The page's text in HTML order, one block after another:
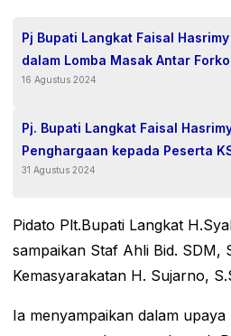
Pj Bupati Langkat Faisal
dalam Lomba Masak Antar
Sambut HUT RI ke-79 dengan
16 Agustus 2024
Pj. Bupati Langkat Faisal
Penghargaan kepada Peserta
MYRES: Prestasi Anak Muda
31 Agustus 2024
Pidato Plt.Bupati Langkat
sampaikan Staf Ahli Bid. SDM,
Kemasyarakatan H. Sujarno,
Ia menyampaikan dalam